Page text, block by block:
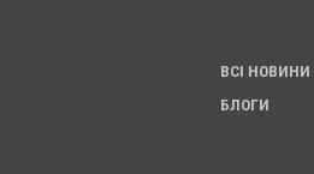
ВСІ НОВИНИ
БЛОГИ